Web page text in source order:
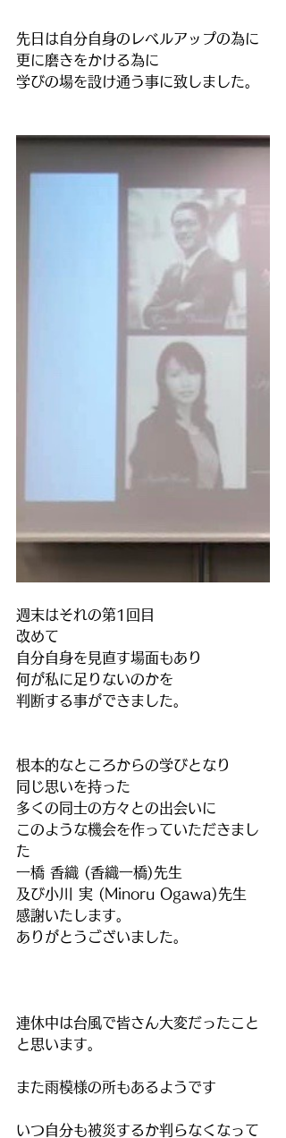
先日は自分自身のレベルアップの為に
更に磨きをかける為に
学びの場を設け通う事に致しました。
週末はそれの第1回目
改めて
自分自身を見直す場面もあり
何が私に足りないのかを
判断する事ができました。
根本的なところからの学びとなり
同じ思いを持った
多くの同士の方々との出会いに
このような機会を作っていただきまし
た
一橋 香織 (香織一橋)先生
及び小川 実 (Minoru Ogawa)先生
感謝いたします。
ありがとうございました。
連休中は台風で皆さん大変だったこと
と思います。
また雨模様の所もあるようです
いつ自分も被災するか判らなくなって